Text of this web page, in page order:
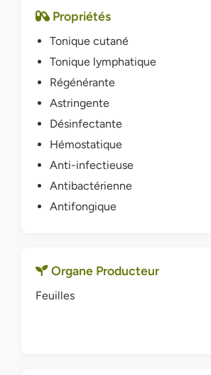
Propriétés
Tonique cutané
Tonique lymphatique
Régénérante
Astringente
Désinfectante
Hémostatique
Anti-infectieuse
Antibactérienne
Antifongique
Organe Producteur
Feuilles